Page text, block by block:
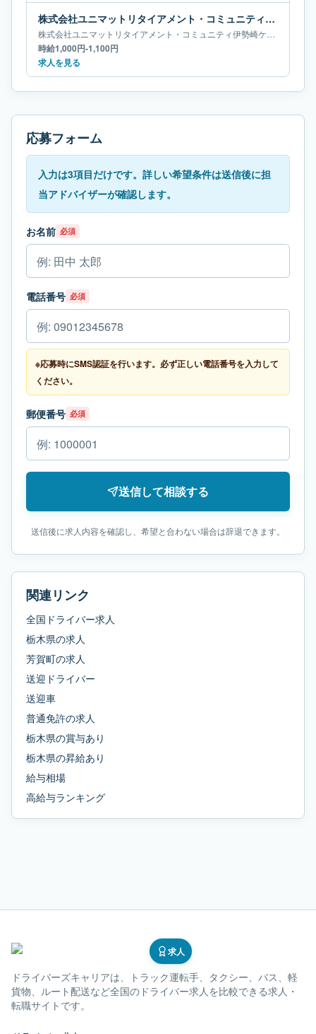
株式会社ユニマットリタイアメント・コミュニティ伊勢崎ケアセンターそよ風の送迎ドライバー求人｜群馬県伊勢崎市
株式会社ユニマットリタイアメント・コミュニティ伊勢崎ケアセンターそよ風
時給1,000円-1,100円
求人を見る
応募フォーム
入力は3項目だけです。詳しい希望条件は送信後に担
当アドバイザーが確認します。
お名前 必須
電話番号 必須
※応募時にSMS認証を行います。必ず正しい電話番号を入力して
ください。
郵便番号 必須
送信して相談する
送信後に求人内容を確認し、希望と合わない場合は辞退できます。
関連リンク
全国ドライバー求人
栃木県の求人
芳賀町の求人
送迎ドライバー
送迎車
普通免許の求人
栃木県の賞与あり
栃木県の昇給あり
給与相場
高給与ランキング
求人
ドライバーズキャリアは、トラック運転手、タクシー、バス、軽
貨物、ルート配送など全国のドライバー求人を比較できる求人・
転職サイトです。